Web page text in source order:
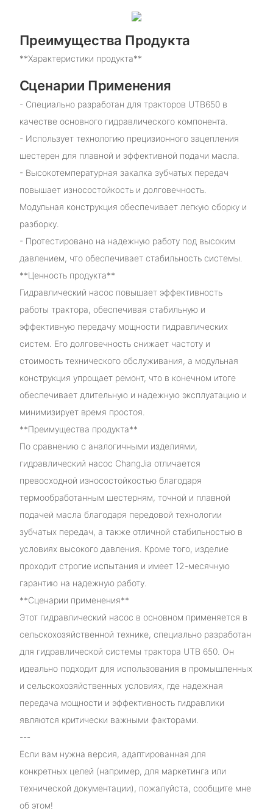
Преимущества Продукта
**Характеристики продукта**
Сценарии Применения
- Специально разработан для тракторов UTB650 в
качестве основного гидравлического компонента.
- Использует технологию прецизионного зацепления
шестерен для плавной и эффективной подачи масла.
- Высокотемпературная закалка зубчатых передач
повышает износостойкость и долговечность.
Модульная конструкция обеспечивает легкую сборку и
разборку.
- Протестировано на надежную работу под высоким
давлением, что обеспечивает стабильность системы.
**Ценность продукта**
Гидравлический насос повышает эффективность
работы трактора, обеспечивая стабильную и
эффективную передачу мощности гидравлических
систем. Его долговечность снижает частоту и
стоимость технического обслуживания, а модульная
конструкция упрощает ремонт, что в конечном итоге
обеспечивает длительную и надежную эксплуатацию и
минимизирует время простоя.
**Преимущества продукта**
По сравнению с аналогичными изделиями,
гидравлический насос ChangJia отличается
превосходной износостойкостью благодаря
термообработанным шестерням, точной и плавной
подачей масла благодаря передовой технологии
зубчатых передач, а также отличной стабильностью в
условиях высокого давления. Кроме того, изделие
проходит строгие испытания и имеет 12-месячную
гарантию на надежную работу.
**Сценарии применения**
Этот гидравлический насос в основном применяется в
сельскохозяйственной технике, специально разработан
для гидравлической системы трактора UTB 650. Он
идеально подходит для использования в промышленных
и сельскохозяйственных условиях, где надежная
передача мощности и эффективность гидравлики
являются критически важными факторами.
---
Если вам нужна версия, адаптированная для
конкретных целей (например, для маркетинга или
технической документации), пожалуйста, сообщите мне
об этом!